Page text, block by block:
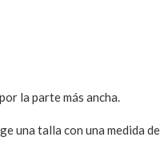
la parte más ancha.
una talla con una medida de